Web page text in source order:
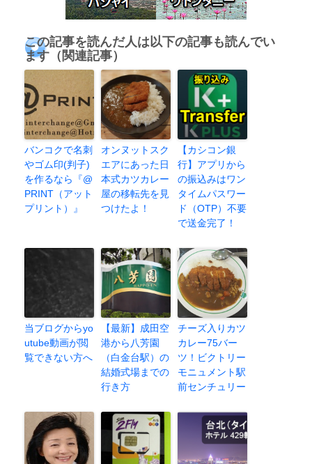
この記事を読んだ人は以下の記事も読んでい
ます（関連記事）
バンコクで名刺
やゴム印(判子)
を作るなら『@
PRINT（アット
プリント）』
オンヌットスク
エアにあった日
本式カツカレー
屋の移転先を見
つけたよ！
【カシコン銀
行】アプリから
の振込みはワン
タイムパスワー
ド（OTP）不要
で送金完了！
当ブログからyo
utube動画が閲
覧できない方へ
【最新】成田空
港から八芳園
（白金台駅）の
結婚式場までの
行き方
チーズ入りカツ
カレー75バー
ツ！ビクトリー
モニュメント駅
前センチュリー